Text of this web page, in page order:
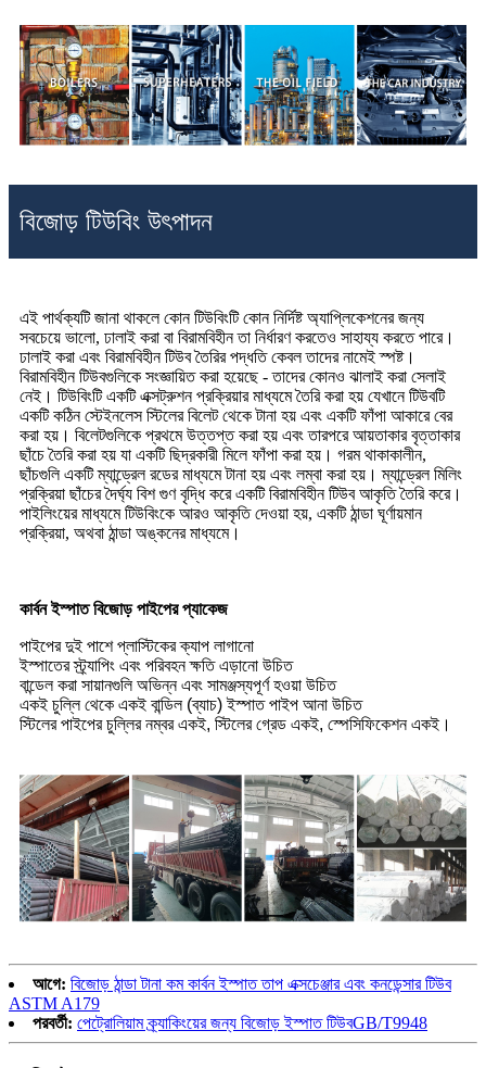
বিজোড় টিউবিং উৎপাদন
এই পার্থক্যটি জানা থাকলে কোন টিউবিংটি কোন নির্দিষ্ট অ্যাপ্লিকেশনের জন্য
সবচেয়ে ভালো, ঢালাই করা বা বিরামবিহীন তা নির্ধারণ করতেও সাহায্য করতে পারে।
ঢালাই করা এবং বিরামবিহীন টিউব তৈরির পদ্ধতি কেবল তাদের নামেই স্পষ্ট।
বিরামবিহীন টিউবগুলিকে সংজ্ঞায়িত করা হয়েছে - তাদের কোনও ঝালাই করা সেলাই
নেই। টিউবিংটি একটি এক্সট্রুশন প্রক্রিয়ার মাধ্যমে তৈরি করা হয় যেখানে টিউবটি
একটি কঠিন স্টেইনলেস স্টিলের বিলেট থেকে টানা হয় এবং একটি ফাঁপা আকারে বের
করা হয়। বিলেটগুলিকে প্রথমে উত্তপ্ত করা হয় এবং তারপরে আয়তাকার বৃত্তাকার
ছাঁচে তৈরি করা হয় যা একটি ছিদ্রকারী মিলে ফাঁপা করা হয়। গরম থাকাকালীন,
ছাঁচগুলি একটি ম্যান্ড্রেল রডের মাধ্যমে টানা হয় এবং লম্বা করা হয়। ম্যান্ড্রেল মিলিং
প্রক্রিয়া ছাঁচের দৈর্ঘ্য বিশ গুণ বৃদ্ধি করে একটি বিরামবিহীন টিউব আকৃতি তৈরি করে।
পাইলিংয়ের মাধ্যমে টিউবিংকে আরও আকৃতি দেওয়া হয়, একটি ঠান্ডা ঘূর্ণায়মান
প্রক্রিয়া, অথবা ঠান্ডা অঙ্কনের মাধ্যমে।
কার্বন ইস্পাত বিজোড় পাইপের প্যাকেজ
পাইপের দুই পাশে প্লাস্টিকের ক্যাপ লাগানো
ইস্পাতের স্ট্র্যাপিং এবং পরিবহন ক্ষতি এড়ানো উচিত
বান্ডেল করা সায়ানগুলি অভিন্ন এবং সামঞ্জস্যপূর্ণ হওয়া উচিত
একই চুল্লি থেকে একই বান্ডিল (ব্যাচ) ইস্পাত পাইপ আনা উচিত
স্টিলের পাইপের চুল্লির নম্বর একই, স্টিলের গ্রেড একই, স্পেসিফিকেশন একই।
আগে: বিজোড় ঠান্ডা টানা কম কার্বন ইস্পাত তাপ এক্সচেঞ্জার এবং কনডেন্সার টিউব
ASTM A179
পরবর্তী: পেট্রোলিয়াম ক্র্যাকিংয়ের জন্য বিজোড় ইস্পাত টিউবGB/T9948